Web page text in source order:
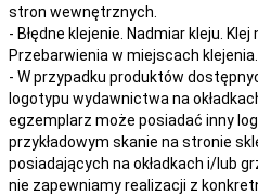
stron wewnętrznych.
- Błędne klejenie. Nadmiar kleju.
Przebarwienia w miejscach klejenia.
- W przypadku produktów
logotypu wydawnictwa na
egzemplarz może posiadać inny
przykładowym skanie na stronie
posiadających na okładkach i/lub
nie zapewniamy realizacji z